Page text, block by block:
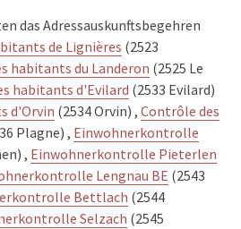
das Adressauskunftsbegehren
de Lignières (2523
habitants du Landeron (2525 Le
habitants d'Evilard (2533 Evilard)
d'Orvin (2534 Orvin) ,Contrôle des
Plagne) , Einwohnerkontrolle
, Einwohnerkontrolle Pieterlen
Lengnau BE (2543
Bettlach (2544
Selzach (2545